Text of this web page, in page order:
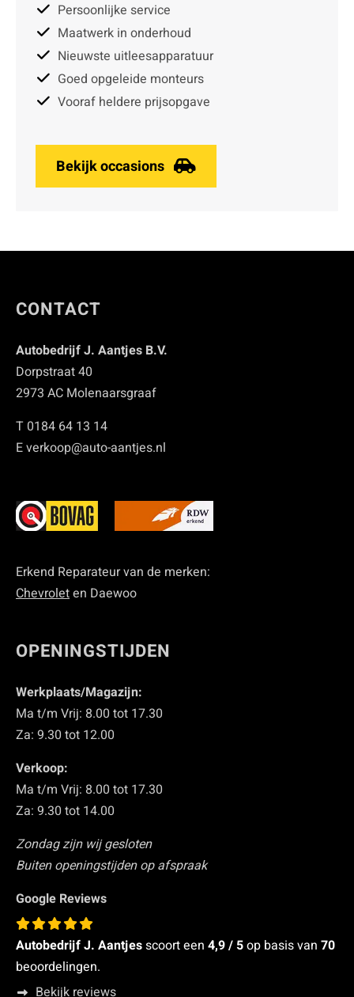
Persoonlijke service
Maatwerk in onderhoud
Nieuwste uitleesapparatuur
Goed opgeleide monteurs
Vooraf heldere prijsopgave
Bekijk occasions
CONTACT
Autobedrijf J. Aantjes B.V.
Dorpstraat 40
2973 AC Molenaarsgraaf
T 0184 64 13 14
E verkoop@auto-aantjes.nl
Erkend Reparateur van de merken:
Chevroleten Daewoo
OPENINGSTIJDEN
Werkplaats/Magazijn:
Ma t/m Vrij: 8.00 tot 17.30
Za: 9.30 tot 12.00
Verkoop:
Ma t/m Vrij: 8.00 tot 17.30
Za: 9.30 tot 14.00
Zondag zijn wij gesloten
Buiten openingstijden op afspraak
Google Reviews
Autobedrijf J. Aantjesscoort een 4,9/ 5op basis van 70
beoordelingen.
Bekijk reviews